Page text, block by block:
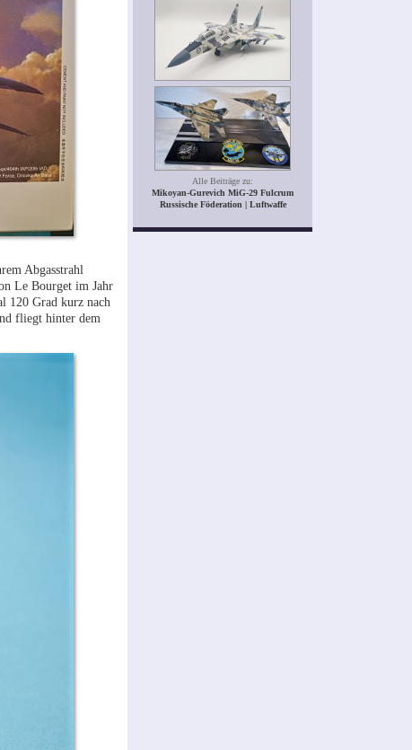
Abgasstrahl
Le Bourget im Jahr
120 Grad kurz nach
fliegt hinter dem
Alle Beiträge zu:
Mikoyan-Gurevich MiG-29 Fulcrum
Russische Föderation | Luftwaffe